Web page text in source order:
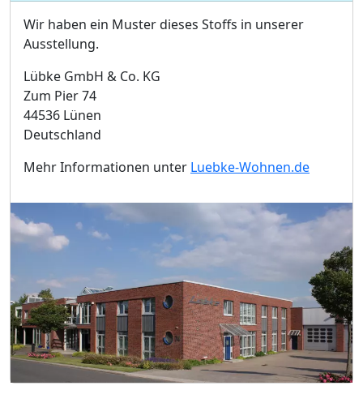
Wir haben ein Muster dieses Stoffs in unserer
Ausstellung.
Lübke GmbH & Co. KG
Zum Pier 74
44536 Lünen
Deutschland
Mehr Informationen unter Luebke-Wohnen.de